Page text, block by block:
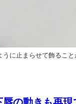
に止まらせて飾ること